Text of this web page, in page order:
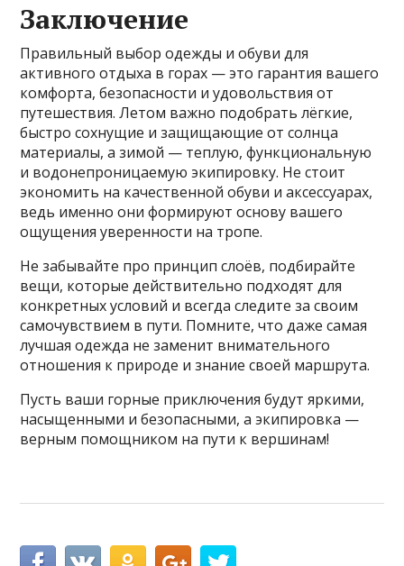
Заключение
Правильный выбор одежды и обуви для
активного отдыха в горах — это гарантия вашего
комфорта, безопасности и удовольствия от
путешествия. Летом важно подобрать лёгкие,
быстро сохнущие и защищающие от солнца
материалы, а зимой — теплую, функциональную
и водонепроницаемую экипировку. Не стоит
экономить на качественной обуви и аксессуарах,
ведь именно они формируют основу вашего
ощущения уверенности на тропе.
Не забывайте про принцип слоёв, подбирайте
вещи, которые действительно подходят для
конкретных условий и всегда следите за своим
самочувствием в пути. Помните, что даже самая
лучшая одежда не заменит внимательного
отношения к природе и знание своей маршрута.
Пусть ваши горные приключения будут яркими,
насыщенными и безопасными, а экипировка —
верным помощником на пути к вершинам!